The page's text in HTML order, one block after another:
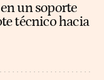
un soporte
técnico hacia